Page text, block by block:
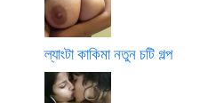
ল্যাংটা কাকিমা নতুন চটি গল্প